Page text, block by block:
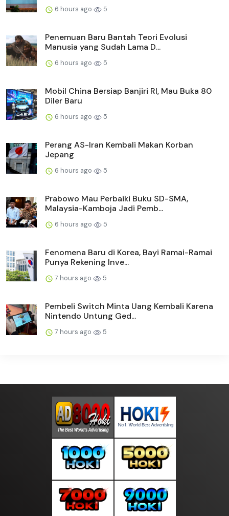
6 hours ago 5
Penemuan Baru Bantah Teori Evolusi
Manusia yang Sudah Lama D...
6 hours ago 5
Mobil China Bersiap Banjiri RI, Mau Buka 80
Diler Baru
6 hours ago 5
Perang AS-Iran Kembali Makan Korban
Jepang
6 hours ago 5
Prabowo Mau Perbaiki Buku SD-SMA,
Malaysia-Kamboja Jadi Pemb...
6 hours ago 5
Fenomena Baru di Korea, Bayi Ramai-Ramai
Punya Rekening Inve...
7 hours ago 5
Pembeli Switch Minta Uang Kembali Karena
Nintendo Untung Ged...
7 hours ago 5